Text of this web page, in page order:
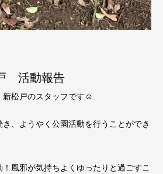
活動報告
新松戸のスタッフです☺️
、ようやく公園活動を行うことができ
風邪が気持ちよくゆったりと過ごすこ